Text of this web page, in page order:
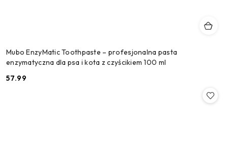
Mubo EnzyMatic Toothpaste – profesjonalna pasta
enzymatyczna dla psa i kota z czyścikiem 100 ml
Cena:
57.99